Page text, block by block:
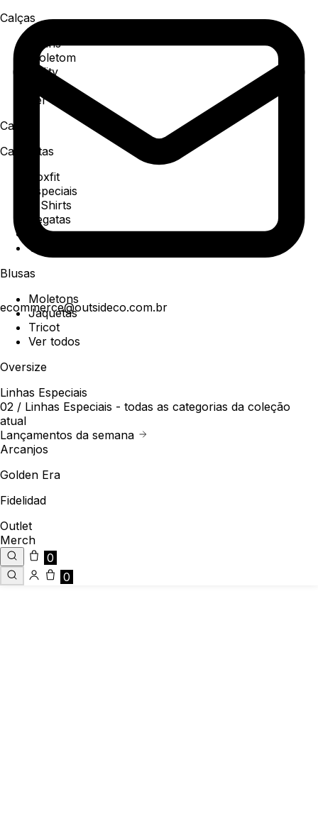
ecommerce@outsideco.com.br
Calças
Jeans
Moletom
Utility
Ver todos
Camisa
Camisetas
Boxfit
Especiais
T-Shirts
Regatas
Polo
Ver todos
Blusas
Moletons
Jaquetas
Tricot
Ver todos
Oversize
Linhas Especiais
02 / Linhas Especiais - todas as categorias da coleção
atual
Lançamentos da semana
Arcanjos
Golden Era
Fidelidad
Outlet
Merch
0
0